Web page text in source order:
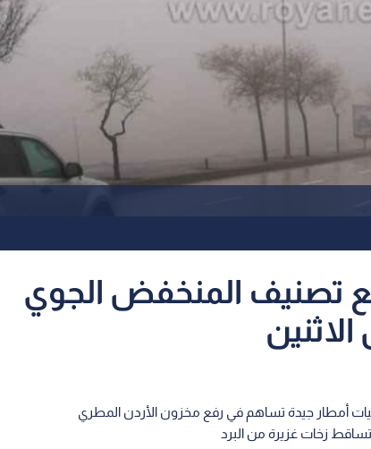
تصنيف المنخفض الجوي
أمطار جيدة تساهم في رفع مخزون الأردن المطري
زخات غزيرة من البرد